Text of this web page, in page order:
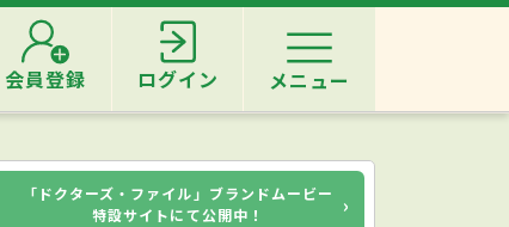
会員登録 ログイン メニュー
「ドクターズ・ファイル」ブランドムービー
特設サイトにて公開中！
›